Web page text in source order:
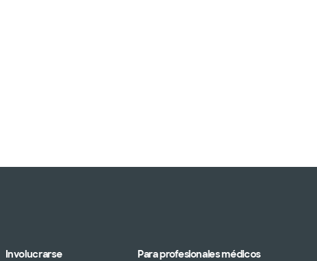
Involucrarse Para profesionales médicos